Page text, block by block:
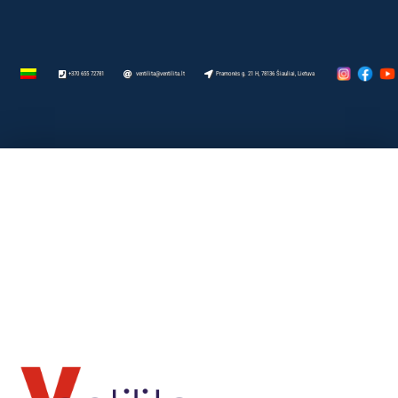
+370 655 72781 ventilita@ventilita.lt Pramonės g. 21 H, 78136 Šiauliai, Lietuva